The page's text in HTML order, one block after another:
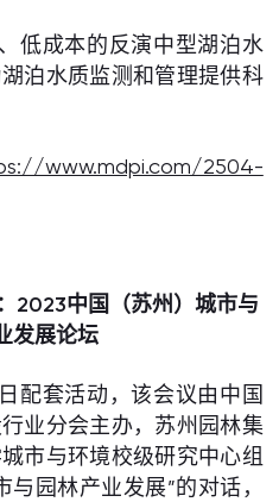
低成本的反演中型湖泊水
泊水质监测和管理提供科
www.mdpi.com/2504-
2023中国（苏州）城市与
发展论坛
配套活动，该会议由中国
业分会主办，苏州园林集
市与环境校级研究中心组
园林产业发展”的对话，